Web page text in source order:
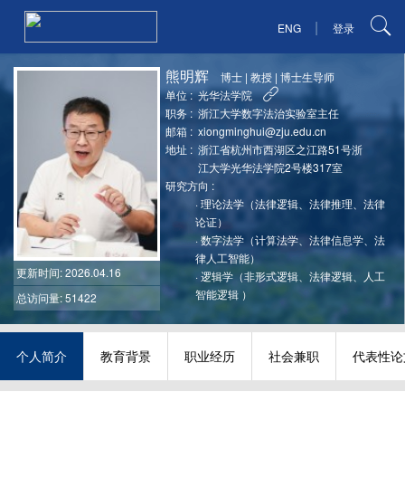
ENG | 登录
更新时间: 2026.04.16
总访问量: 51422
熊明辉 博士 |教授 |博士生导师
单位 : 光华法学院
职务 : 浙江大学数字法治实验室主任
邮箱 : xiongminghui@zju.edu.cn
地址 : 浙江省杭州市西湖区之江路51号浙
江大学光华法学院2号楼317室
研究方向 :
·理论法学（法律逻辑、法律推理、法律
论证）
·数字法学（计算法学、法律信息学、法
律人工智能）
·逻辑学（非形式逻辑、法律逻辑、人工
智能逻辑 ）
个人简介 教育背景 职业经历 社会兼职 代表性